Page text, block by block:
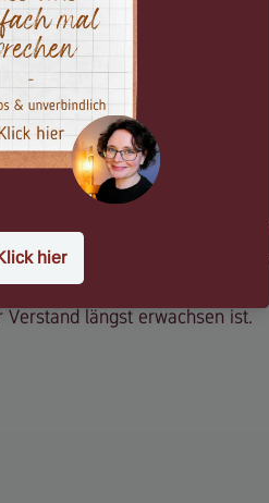
ist:
sie heute noch im Körper
Wir beherrschen uns,
Verstand längst erwachsen ist.